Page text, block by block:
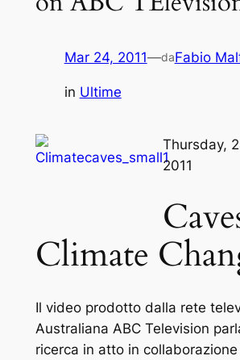
Mar 24, 2011—daFabio
in Ultime
Thursday,
2011
Climate
Il video prodotto dalla rete
Australiana ABC Television
ricerca in atto in